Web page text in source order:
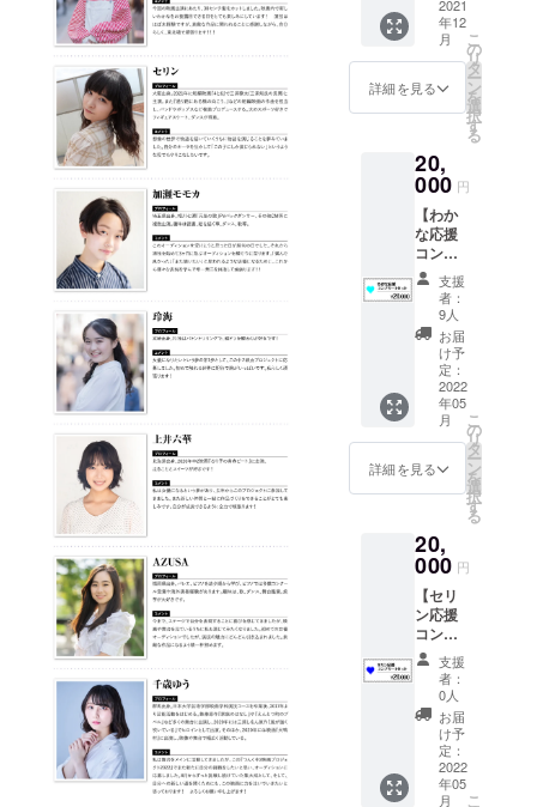
を撮る
ときの
コツ」
「審査
する側
か」
「オン
ライン
オー
ディ
ション
におけ
る注意
点。こ
れだけ
はやっ
てはい
けない
こと」
「知っ
だけで
あなた
リと変
わる。
演技の
直前に
やるこ
と。演
技の直
後にや
るこ
と」
「ガツ
ガツと
喋りす
ぎな
をお届
けさせ
ていた
だきま
す！ ・
前を記
載はも
ちろ
ん。ヒ
ロイン
に渡す
花にも
お名前
を記載
した
カード
をお渡
ししま
す ・お
届け時
の記念
写真を
たしま
す ※直
接手渡
しでは
なく、
支援い
ただい
た人数
分の一
輪花を
束にし
てス
タッフ
が代わ
削を行
いま
す。主
に脚本
家志望
の方を
対象と
ます
が、初
めて脚
本を書
く方で
も大丈
夫で
す。 ・
１回目
は講義
形式で
す。脚
本コン
クール
等の下
読みも
多数経
本が、
脚本コ
ンクー
ルなど
の傾向
と対策
などを
中心
に、脚
本の考
え方・
捉え方
を講義
形式で
2021
年12
月
詳細を見る
こ
の
リ
タ
ー
ン
を
選
択
す
る
20,
000 円
【わか
な応援
コンプ
リート
（2000
0円）
セッ
ト】 出
演者の
わかな
を応援
したい
方にお
ススメ
です！
・本編
本編＋
メイキ
ング）
・わか
なから
のお礼
動画 ・
わかな
のサイ
ン入り
台本 ・
わかな
のデジ
タル
支援
者：
9人
お届
け予
定：
2022
年05
月
詳細を見る
こ
の
リ
タ
ー
ン
を
選
択
す
る
20,
000 円
【セリ
ン応援
コンプ
リート
（2000
0円）
セッ
ト】 出
演者の
セリン
を応援
支援
者：
0人
お届
け予
定：
2022
年05
月
こ